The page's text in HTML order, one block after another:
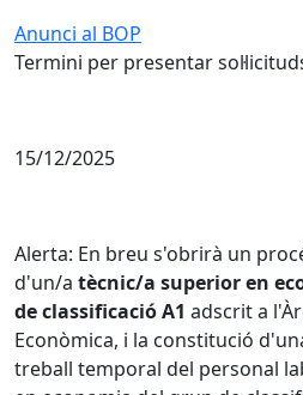
Anunci al BOP
Termini per presentar
15/12/2025
Alerta: En breu s'obrirà un
d'un/a tècnic/a superior en
de classificació A1 adscrit a
Econòmica, i la constitució
treball temporal del personal